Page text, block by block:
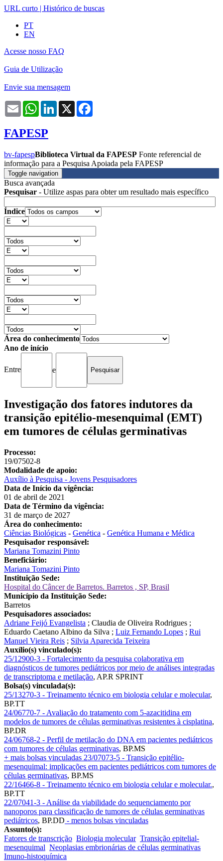
URL curto | Histórico de buscas
PT
EN
Acesse nosso FAQ
Guia de Utilização
Envie sua mensagem
Email WhatsAppLinkedIn
X
FAPESP
bv-fapespBiblioteca Virtual da FAPESP Fonte referencial de
informação para a Pesquisa Apoiada pela FAPESP
Toggle navigation
Busca avançada
Pesquisar - Utilize aspas para obter um resultado mais específico
Índice
Área do conhecimento
Ano de início
Entre e
Investigação dos fatores indutores da
transição epitélio-mesenquimal (EMT)
em tumores de células germinativas
Processo:
19/07502-8
Modalidade de apoio:
Auxílio à Pesquisa - Jovens Pesquisadores
Data de Início da vigência:
01 de abril de 2021
Data de Término da vigência:
31 de março de 2027
Área do conhecimento:
Ciências Biológicas - Genética - Genética Humana e Médica
Pesquisador responsável:
Mariana Tomazini Pinto
Beneficiário:
Mariana Tomazini Pinto
Instituição Sede:
Hospital do Câncer de Barretos. Barretos , SP, Brasil
Município da Instituição Sede:
Barretos
Pesquisadores associados:
Adriane Feijó Evangelista ; Claudia de Oliveira Rodrigues ;
Eduardo Caetano Albino da Silva ; Luiz Fernando Lopes ; Rui
Manuel Vieira Reis ; Silvia Aparecida Teixeira
Auxílio(s) vinculado(s):
25/12900-3 - Fortalecimento da pesquisa colaborativa em
diagnósticos de tumores pediátricos por meio de análises integradas
de transcriptoma e metilação, AP.R SPRINT
Bolsa(s) vinculada(s):
25/13270-3 - Treinamento técnico em biologia celular e molecular,
BP.TT
24/06770-7 - Avaliação do tratamento com 5-azacitidina em
modelos de tumores de células germinativas resistentes à cisplatina,
BP.DR
24/06768-2 - Perfil de metilação do DNA em pacientes pediátricos
com tumores de células germinativas, BP.MS
+ mais bolsas vinculadas 23/07073-5 - Transição epitélio-
mesenquimal: implicações em pacientes pediátricos com tumores de
células germinativas, BP.MS
22/16466-8 - Treinamento técnico em biologia celular e molecular.,
BP.TT
22/07041-3 - Análise da viabilidade do sequenciamento por
nanoporos para classificação de tumores de células germinativas
pediátricos, BP.DD - menos bolsas vinculadas
Assunto(s):
Fatores de transcrição Biologia molecular Transição epitelial-
mesenquimal Neoplasias embrionárias de células germinativas
Imuno-histoquímica